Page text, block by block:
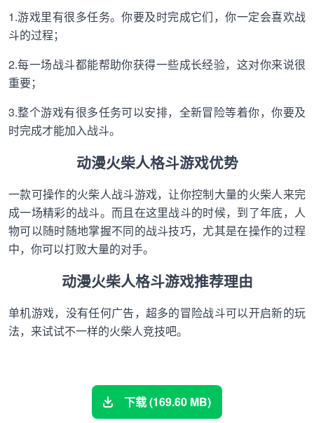
1.游戏里有很多任务。你要及时完成它们，你一定会喜欢战
斗的过程；
2.每一场战斗都能帮助你获得一些成长经验，这对你来说很
重要；
3.整个游戏有很多任务可以安排，全新冒险等着你，你要及
时完成才能加入战斗。
动漫火柴人格斗游戏优势
一款可操作的火柴人战斗游戏，让你控制大量的火柴人来完
成一场精彩的战斗。而且在这里战斗的时候，到了年底，人
物可以随时随地掌握不同的战斗技巧，尤其是在操作的过程
中，你可以打败大量的对手。
动漫火柴人格斗游戏推荐理由
单机游戏，没有任何广告，超多的冒险战斗可以开启新的玩
法，来试试不一样的火柴人竞技吧。
下载 (169.60 MB)